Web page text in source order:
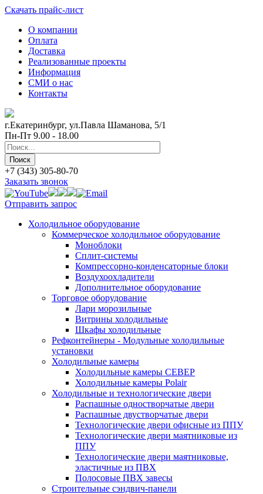
Скачать прайс-лист
О компании
Оплата
Доставка
Реализованные проекты
Информация
СМИ о нас
Контакты
г.Екатеринбург, ул.Павла Шаманова, 5/1
Пн-Пт 9.00 - 18.00
+7 (343) 305-80-70
Заказать звонок
Отправить запрос
Холодильное оборудование
Коммерческое холодильное оборудование
Моноблоки
Сплит-системы
Компрессорно-конденсаторные блоки
Воздухоохладители
Дополнительное оборудование
Торговое оборудование
Лари морозильные
Витрины холодильные
Шкафы холодильные
Рефконтейнеры - Модульные холодильные
установки
Холодильные камеры
Холодильные камеры СЕВЕР
Холодильные камеры Polair
Холодильные и технологические двери
Распашные одностворчатые двери
Распашные двустворчатые двери
Технологические двери офисные из ППУ
Технологические двери маятниковые из
ППУ
Технологические двери маятниковые,
эластичные из ПВХ
Полосовые ПВХ завесы
Строительные сэндвич-панели